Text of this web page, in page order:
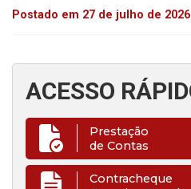
Postado em 27 de julho de 2026
ACESSO
Prestação
de Contas
Contracheque